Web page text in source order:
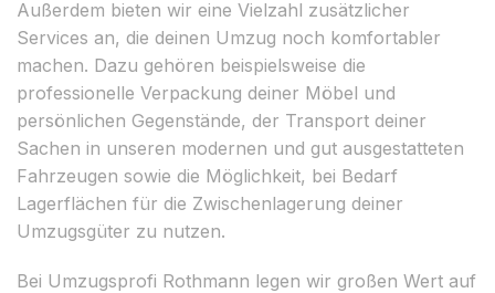
Außerdem bieten wir eine Vielzahl zusätzlicher
Services an, die deinen Umzug noch komfortabler
machen. Dazu gehören beispielsweise die
professionelle Verpackung deiner Möbel und
persönlichen Gegenstände, der Transport deiner
Sachen in unseren modernen und gut ausgestatteten
Fahrzeugen sowie die Möglichkeit, bei Bedarf
Lagerflächen für die Zwischenlagerung deiner
Umzugsgüter zu nutzen.
Bei Umzugsprofi Rothmann legen wir großen Wert auf